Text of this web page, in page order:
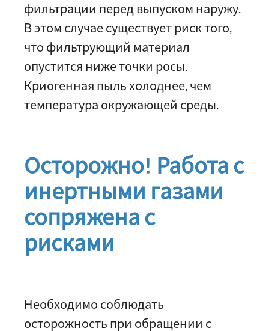
фильтрации перед выпуском наружу.
В этом случае существует риск того,
что фильтрующий материал
опустится ниже точки росы.
Криогенная пыль холоднее, чем
температура окружающей среды.
Осторожно! Работа с
инертными газами
сопряжена с
рисками
Необходимо соблюдать
осторожность при обращении с